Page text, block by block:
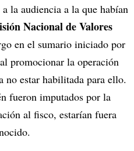
la audiencia a la que habían
Nacional de Valores
en el sumario iniciado por
promocionar la operación
no estar habilitada para ello.
fueron imputados por la
al fisco, estarían fuera